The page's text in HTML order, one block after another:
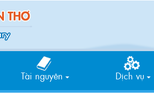
Tài nguyên Dịch vụ